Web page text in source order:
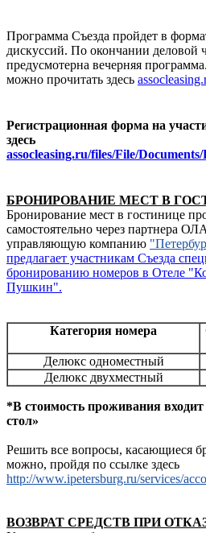
Программа Съезда пройдет в
дискуссий. По окончании деловой
предусмотерна вечерняя
можно прочитать здесь
Регистрационная форма на
здесь
assocleasing.ru/files/File/
БРОНИРОВАНИЕ МЕСТ В
Бронирование мест в гостинице
самостоятельно через партнера
управляющую компанию
предлагает участникам Съезда
бронированию номеров в Отеле
Пушкин".
Категория номера
Делюкс одноместный
Делюкс двухместный
*В стоимость проживания
стол»
Решить все вопросы, касающиеся
можно, пройдя по ссылке здесь
http://www.ipetersburg.ru/services/
ВОЗВРАТ СРЕДСТВ ПРИ